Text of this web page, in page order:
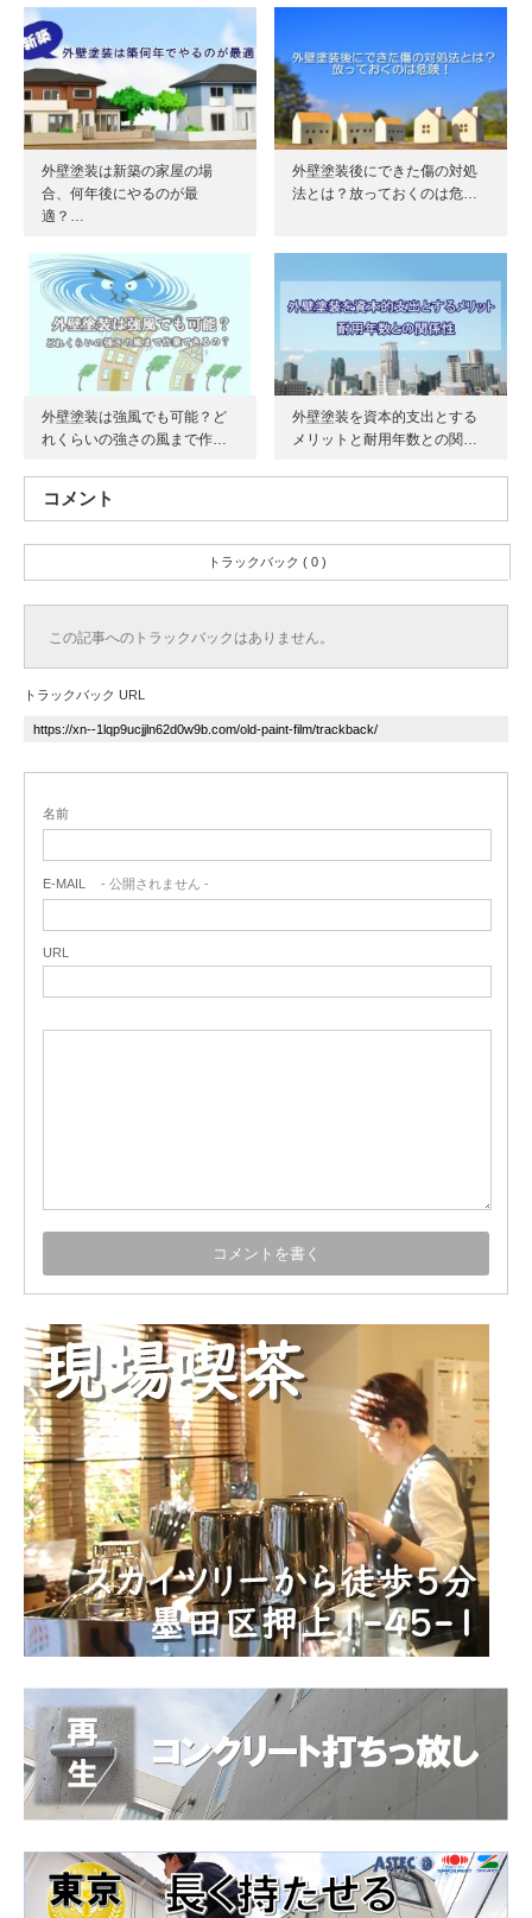
外壁塗装は新築の家屋の場
合、何年後にやるのが最
適？…
外壁塗装後にできた傷の対処
法とは？放っておくのは危…
外壁塗装は強風でも可能？ど
れくらいの強さの風まで作…
外壁塗装を資本的支出とする
メリットと耐用年数との関…
コメント
トラックバック ( 0 )
この記事へのトラックバックはありません。
トラックバック URL
名前
E-MAIL - 公開されません -
URL